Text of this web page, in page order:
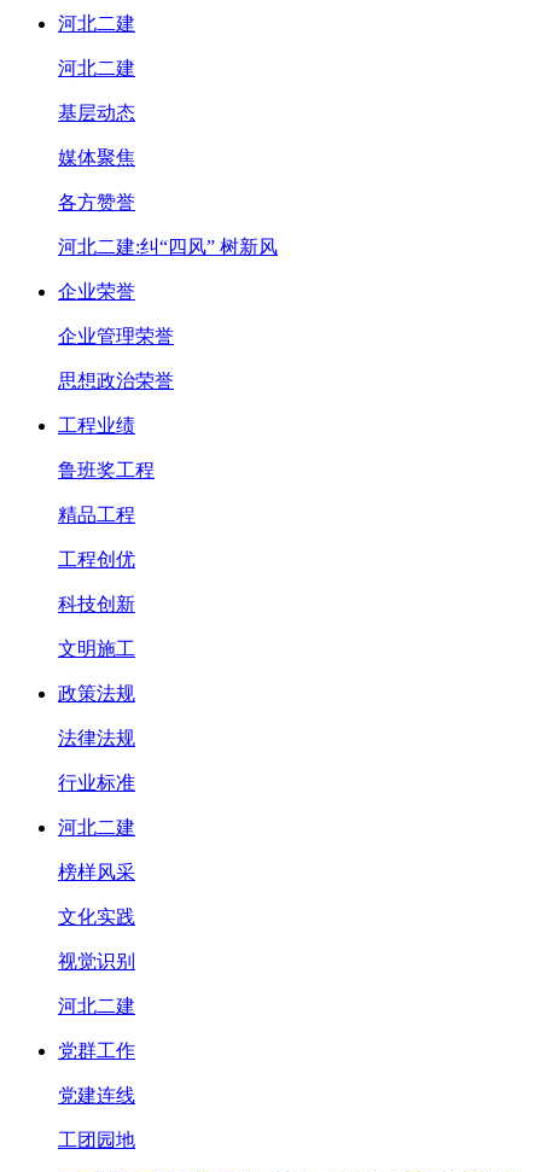
河北二建
河北二建
基层动态
媒体聚焦
各方赞誉
河北二建:纠“四风” 树新风
企业荣誉
企业管理荣誉
思想政治荣誉
工程业绩
鲁班奖工程
精品工程
工程创优
科技创新
文明施工
政策法规
法律法规
行业标准
河北二建
榜样风采
文化实践
视觉识别
河北二建
党群工作
党建连线
工团园地